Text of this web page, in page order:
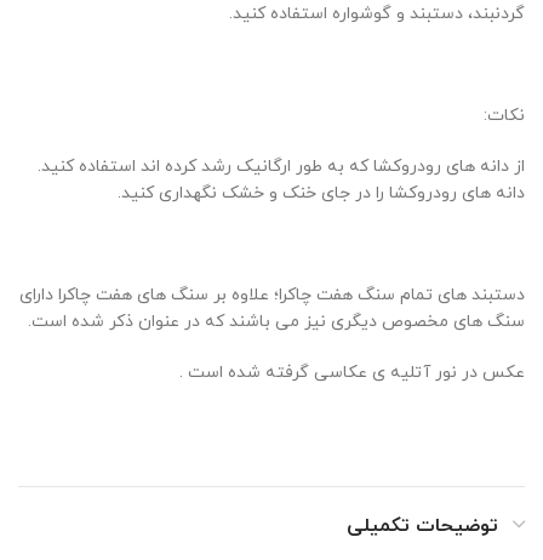
گردنبند، دستبند و گوشواره استفاده کنید.
نکات:
از دانه های رودروکشا که به طور ارگانیک رشد کرده اند استفاده کنید.
دانه های رودروکشا را در جای خنک و خشک نگهداری کنید.
دستبند های تمام سنگ هفت چاکرا؛ علاوه بر سنگ های هفت چاکرا دارای
سنگ های مخصوص دیگری نیز می باشند که در عنوان ذکر شده است.
عکس در نور آتلیه ی عکاسی گرفته شده است .
توضیحات تکمیلی